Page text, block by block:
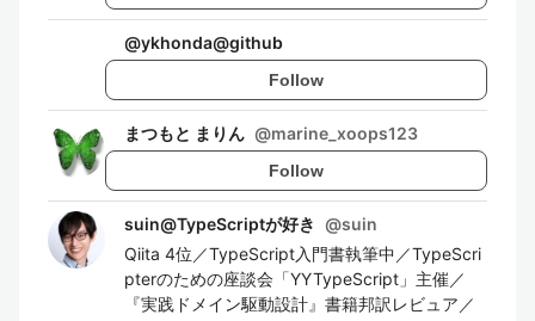
@ykhonda@github
Follow
まつもと まりん @marine_xoops123
Follow
suin@TypeScriptが好き @suin
Qiita 4位／TypeScript入門書執筆中／TypeScri
pterのための座談会「YYTypeScript」主催／
『実践ドメイン駆動設計』書籍邦訳レビュア／